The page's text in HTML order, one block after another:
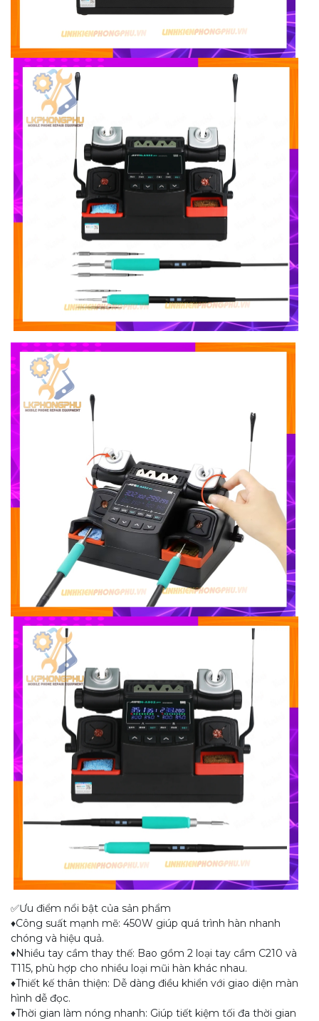
✅Ưu điểm nổi bật của sản phẩm
♦️Công suất mạnh mẽ: 450W giúp quá trình hàn nhanh
chóng và hiệu quả.
♦️Nhiều tay cầm thay thế: Bao gồm 2 loại tay cầm C210 và
T115, phù hợp cho nhiều loại mũi hàn khác nhau.
♦️Thiết kế thân thiện: Dễ dàng điều khiển với giao diện màn
hình dễ đọc.
♦️Thời gian làm nóng nhanh: Giúp tiết kiệm tối đa thời gian